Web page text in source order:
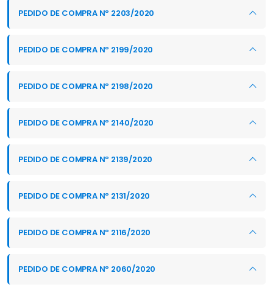
PEDIDO DE COMPRA Nº 2203/2020
PEDIDO DE COMPRA Nº 2199/2020
PEDIDO DE COMPRA Nº 2198/2020
PEDIDO DE COMPRA Nº 2140/2020
PEDIDO DE COMPRA Nº 2139/2020
PEDIDO DE COMPRA Nº 2131/2020
PEDIDO DE COMPRA Nº 2116/2020
PEDIDO DE COMPRA Nº 2060/2020